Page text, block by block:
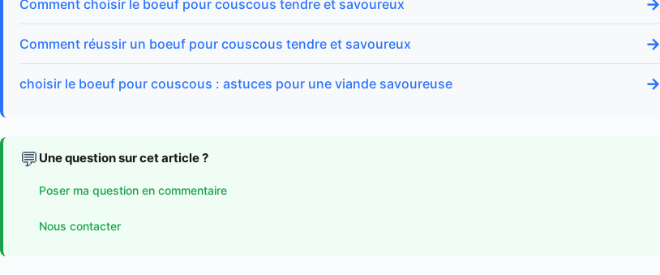
Comment choisir le boeuf pour couscous tendre et savoureux →
Comment réussir un boeuf pour couscous tendre et savoureux →
choisir le boeuf pour couscous : astuces pour une viande savoureuse →
💬 Une question sur cet article ?
Poser ma question en commentaire
Nous contacter